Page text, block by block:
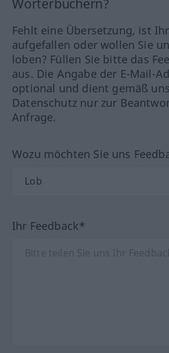
Wörterbüchern?
Fehlt eine Übersetzung, ist
aufgefallen oder wollen Sie
loben? Füllen Sie bitte das
aus. Die Angabe der E-Mail-
optional und dient gemäß
Datenschutz nur zur
Anfrage.
Wozu möchten Sie uns
Ihr Feedback*